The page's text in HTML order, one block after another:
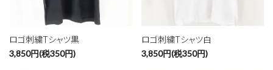
ロゴ刺繍Tシャツ黒
3,850円(税350円)
ロゴ刺繍Tシャツ白
3,850円(税350円)